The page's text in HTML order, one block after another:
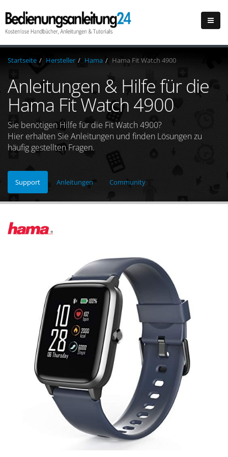
Startseite Hersteller Hama Hama Fit Watch 4900
Anleitungen & Hilfe für die
Hama Fit Watch 4900
Sie benötigen Hilfe für die Fit Watch 4900?
Hier erhalten Sie Anleitungen und finden Lösungen zu
häufig gestellten Fragen.
Support Anleitungen Community